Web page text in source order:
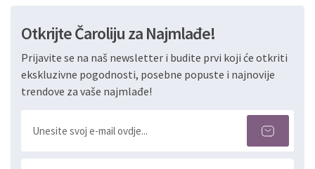
Otkrijte Čaroliju za Najmlađe!
Prijavite se na naš newsletter i budite prvi koji će otkriti
ekskluzivne pogodnosti, posebne popuste i najnovije
trendove za vaše najmlađe!